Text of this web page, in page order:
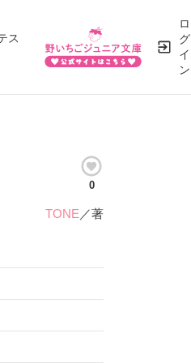
ス
ロ
グ
イ
ン
0
TONE ／著